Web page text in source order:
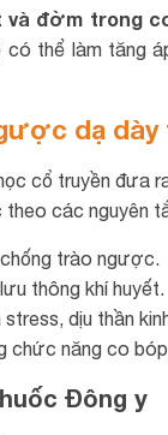
và đờm trong
thể làm tăng
dạ dày
cổ truyền đưa
theo các nguyên
trào ngược.
thông khí huyết.
dịu thần
chức năng co
Đông y